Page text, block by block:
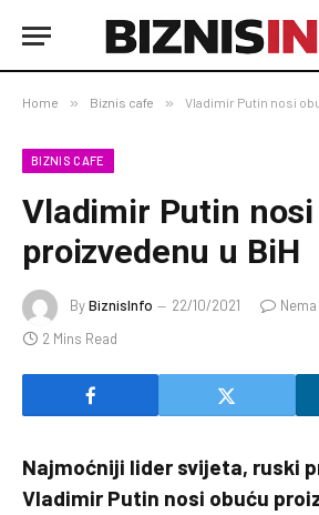
Home » Biznis cafe » Vladimir Putin nosi
BIZNIS CAFE
Vladimir Putin
proizvedenu u BiH
ByBiznisInfo 22/10/2021
2 Mins Read
Najmoćniji lider svijeta, ruski
Vladimir Putin nosi obuću